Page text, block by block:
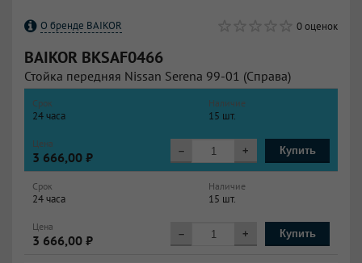
О бренде BAIKOR 0 оценок
BAIKOR BKSAF0466
Стойка передняя Nissan Serena 99-01 (Справа)
Срок
24 часа
Наличие
15 шт.
Цена
3 666,00 ₽ – + Купить
Срок
24 часа
Наличие
15 шт.
Цена
3 666,00 ₽ – + Купить